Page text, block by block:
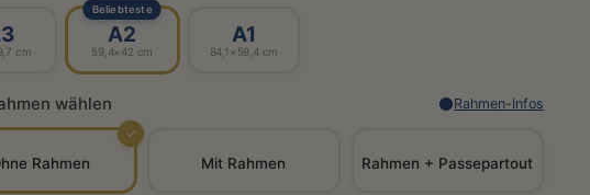
cm
Beliebteste
A2
59,4×42 cm
A1
84,1×59,4 cm
wählen Rahmen-Infos
Rahmen
✓
Mit Rahmen Rahmen + Passepartout